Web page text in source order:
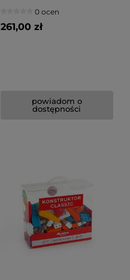
0 ocen
261,00 zł
powiadom o
dostępności